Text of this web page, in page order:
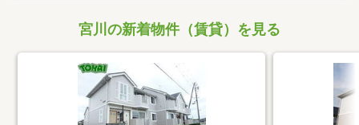
宮川の新着物件（賃貸）を見る